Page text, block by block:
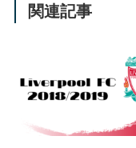
関連記事